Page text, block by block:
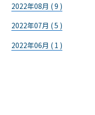
2022年08月 ( 9 )
2022年07月 ( 5 )
2022年06月 ( 1 )